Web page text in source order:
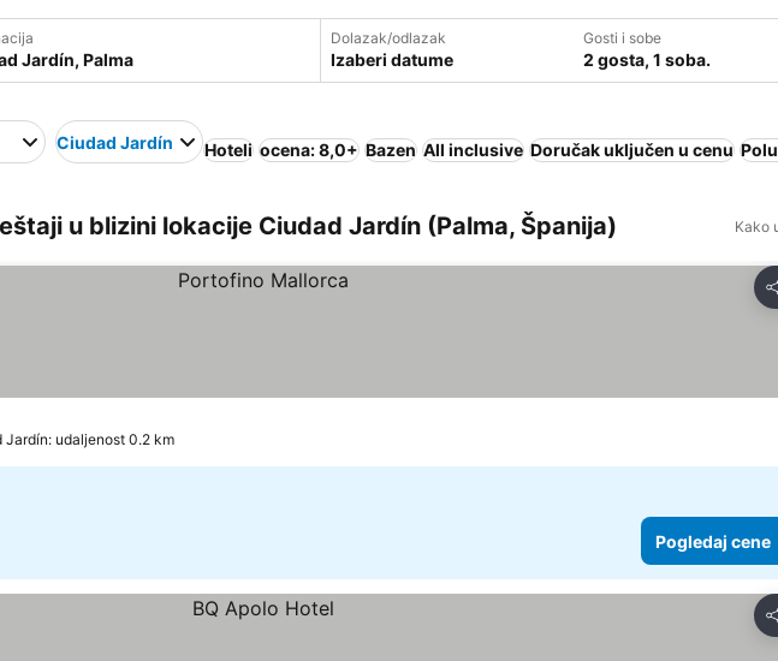
Dolazak/odlazak
Izaberi datume
Gosti i sobe
2 gosta, 1 soba.
Ciudad Jardín Hoteli ocena: 8,0+ Bazen All inclusive Doručak uključen u cenu
u blizini lokacije Ciudad Jardín (Palma, Španija) Kako
Jardín: udaljenost 0.2 km
Pogledaj cene